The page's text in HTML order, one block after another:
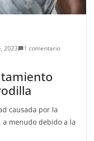
2023
1 comentario
causada por la
menudo debido a la